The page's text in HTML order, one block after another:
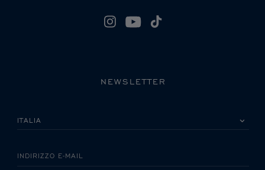
NEWSLETTER
INDIRIZZO E-MAIL